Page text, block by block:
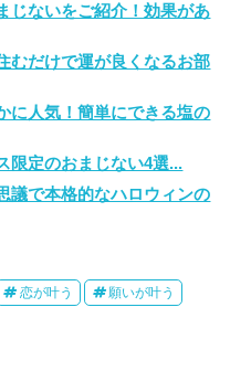
じないをご紹介！効果があ
むだけで運が良くなるお部
人気！簡単にできる塩の
限定のおまじない4選...
議で本格的なハロウィンの
恋が叶う 願いが叶う